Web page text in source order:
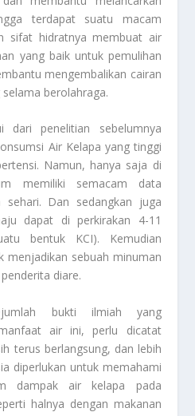
terdapat suatu macam
sifat hidratnya membuat air
yang baik untuk pemulihan
mengembalikan cairan
berolahraga.
dari penelitian sebelumnya
Air Kelapa yang tinggi
Namun, hanya saja di
memiliki semacam data
sehari. Dan sedangkan juga
dapat di perkirakan 4-11
bentuk KCI). Kemudian
menjadikan sebuah minuman
diare.
bukti ilmiah yang
air ini, perlu dicatat
terus berlangsung, dan lebih
diperlukan untuk memahami
dampak air kelapa pada
halnya dengan makanan